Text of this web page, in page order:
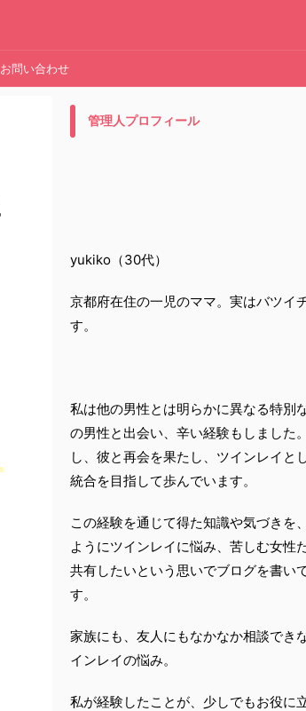
お問い合わせ
管理人プロフィール
yukiko（30代）
京都府在住の一児のママ。実はバツイ
す。
私は他の男性とは明らかに異なる特別
の男性と出会い、辛い経験もしました
し、彼と再会を果たし、ツインレイと
統合を目指して歩んでいます。
この経験を通じて得た知識や気づきを
ようにツインレイに悩み、苦しむ女性
共有したいという思いでブログを書い
す。
家族にも、友人にもなかなか相談でき
インレイの悩み。
私が経験したことが、少しでもお役に